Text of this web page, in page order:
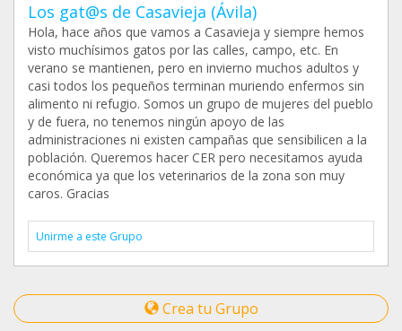
Los gat@s de Casavieja (Ávila)
Hola, hace años que vamos a Casavieja y siempre hemos
visto muchísimos gatos por las calles, campo, etc. En
verano se mantienen, pero en invierno muchos adultos y
casi todos los pequeños terminan muriendo enfermos sin
alimento ni refugio. Somos un grupo de mujeres del pueblo
y de fuera, no tenemos ningún apoyo de las
administraciones ni existen campañas que sensibilicen a la
población. Queremos hacer CER pero necesitamos ayuda
económica ya que los veterinarios de la zona son muy
caros. Gracias
Unirme a este Grupo
Crea tu Grupo